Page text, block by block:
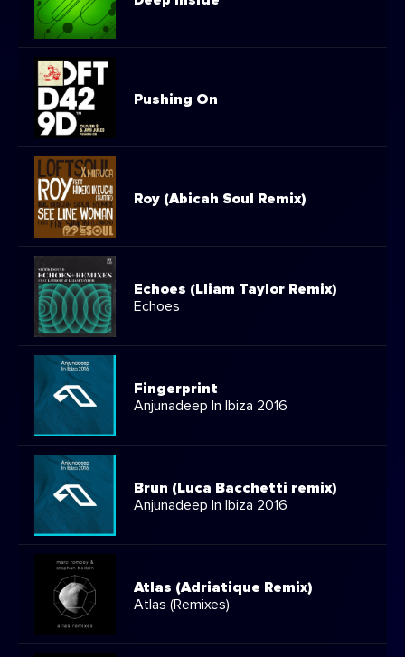
Pushing On
Roy (Abicah Soul Remix)
Echoes (Lliam Taylor Remix)
Echoes
Fingerprint
Anjunadeep In Ibiza 2016
Brun (Luca Bacchetti remix)
Anjunadeep In Ibiza 2016
Atlas (Adriatique Remix)
Atlas (Remixes)